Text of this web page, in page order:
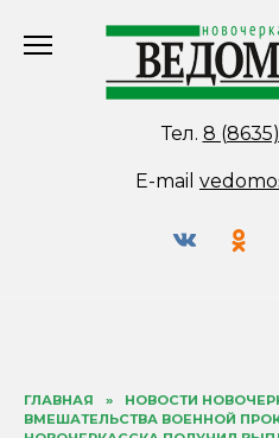
Тел. 8
E-mail
ГЛАВНАЯ » НОВОСТИ
ВМЕШАТЕЛЬСТВА ВОЕННОЙ